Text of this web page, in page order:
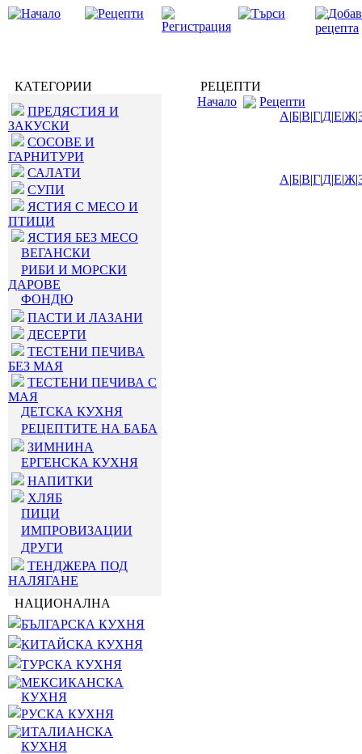
КАТЕГОРИИ
ПРЕДЯСТИЯ И
ЗАКУСКИ
СОСОВЕ И
ГАРНИТУРИ
САЛАТИ
СУПИ
ЯСТИЯ С МЕСО И
ПТИЦИ
ЯСТИЯ БЕЗ МЕСО
ВЕГАНСКИ
РИБИ И МОРСКИ
ДАРОВЕ
ФОНДЮ
ПАСТИ И ЛАЗАНИ
ДЕСЕРТИ
ТЕСТЕНИ ПЕЧИВА
БЕЗ МАЯ
ТЕСТЕНИ ПЕЧИВА С
МАЯ
ДЕТСКА КУХНЯ
РЕЦЕПТИТЕ НА БАБА
ЗИМНИНА
ЕРГЕНСКА КУХНЯ
НАПИТКИ
ХЛЯБ
ПИЦИ
ИМПРОВИЗАЦИИ
ДРУГИ
ТЕНДЖЕРА ПОД
НАЛЯГАНЕ
НАЦИОНАЛНА
БЪЛГАРСКА КУХНЯ
КИТАЙСКА КУХНЯ
ТУРСКА КУХНЯ
МЕКСИКАНСКА
КУХНЯ
РУСКА КУХНЯ
ИТАЛИАНСКА
КУХНЯ
РЕЦЕПТИ
Начало
Рецепти
А|Б|В|Г|Д|Е|Ж|
А|Б|В|Г|Д|Е|Ж|